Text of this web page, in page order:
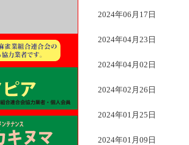
2024年06月17日
2024年04月23日
2024年04月02日
2024年02月26日
2024年01月25日
2024年01月09日